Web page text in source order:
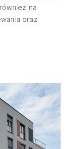
na
oraz